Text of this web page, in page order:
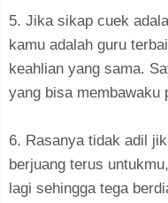
5. Jika sikap cuek
kamu adalah guru
keahlian yang sama.
yang bisa membawaku
6. Rasanya tidak adil
berjuang terus
lagi sehingga tega